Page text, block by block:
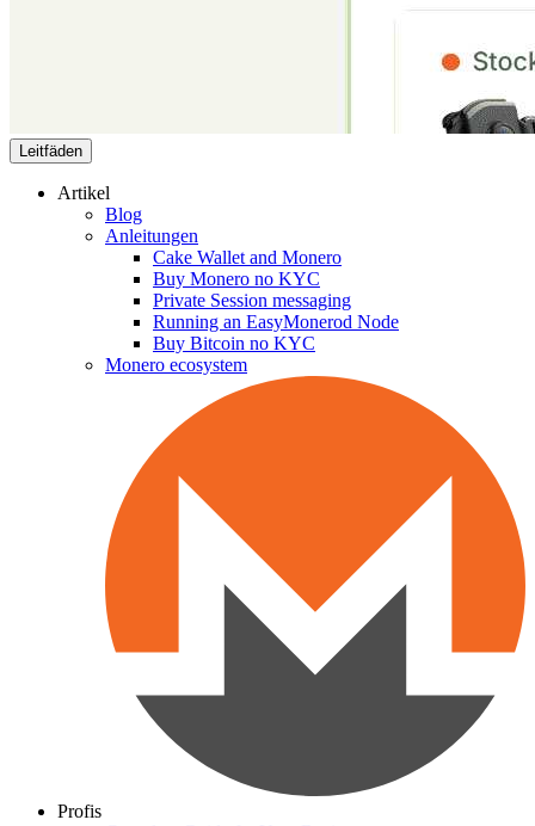
Leitfäden
Artikel
Blog
Anleitungen
Cake Wallet and Monero
Buy Monero no KYC
Private Session messaging
Running an EasyMonerod Node
Buy Bitcoin no KYC
Monero ecosystem
Profis